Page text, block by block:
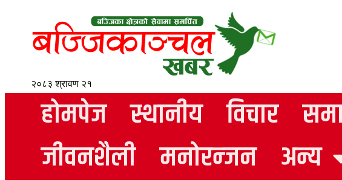
२०८३ श्रावण २१
होमपेज स्थानीय विचार
जीवनशैली मनोरन्जन अन्य